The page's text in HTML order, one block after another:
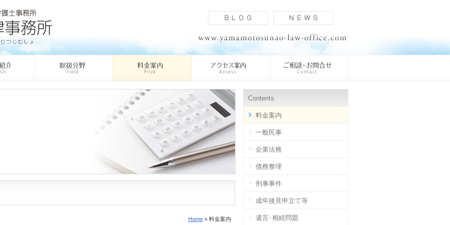
Contents
料金案内
一般民事
企業法務
債務整理
刑事事件
成年後見申立て等
遺言･相続問題
Home » 料金案内